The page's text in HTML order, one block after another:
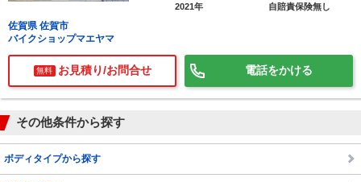
2021年
自賠責保険無し
佐賀県 佐賀市
バイクショップマエヤマ
無料 お見積り/お問合せ 電話をかける
その他条件から探す
ボディタイプから探す